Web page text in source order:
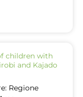
children with
and Kajado
Regione